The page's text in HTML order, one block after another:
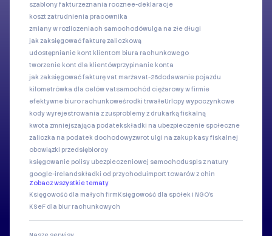
szablony fakturzeznania rocznee-deklaracje
koszt zatrudnienia pracownika
zmiany w rozliczeniach samochodówulga na złe długi
jak zaksięgować fakturę zaliczkową
udostępnianie kont klientom biura rachunkowego
tworzenie kont dla klientówprzypinanie konta
jak zaksięgować fakturę vat marżavat-26dodawanie pojazdu
kilometrówka dla celów vatsamochód ciężarowy w firmie
efektywne biuro rachunkoweśrodki trwałeUrlopy wypoczynkowe
kody wyrejestrowania z zusproblemy z drukarką fiskalną
kwota zmniejszająca podatekskładki na ubezpieczenie społeczne
zaliczka na podatek dochodowyzwrot ulgi na zakup kasy fiskalnej
obowiązki przedsiębiorcy
księgowanie polisy ubezpieczeniowej samochoduspis z natury
google-ireland składki od przychoduimport towarów z chin
Zobacz wszystkie tematy
Księgowość dla małych firmKsięgowość dla spółek i NGO's
KSeF dla biur rachunkowych